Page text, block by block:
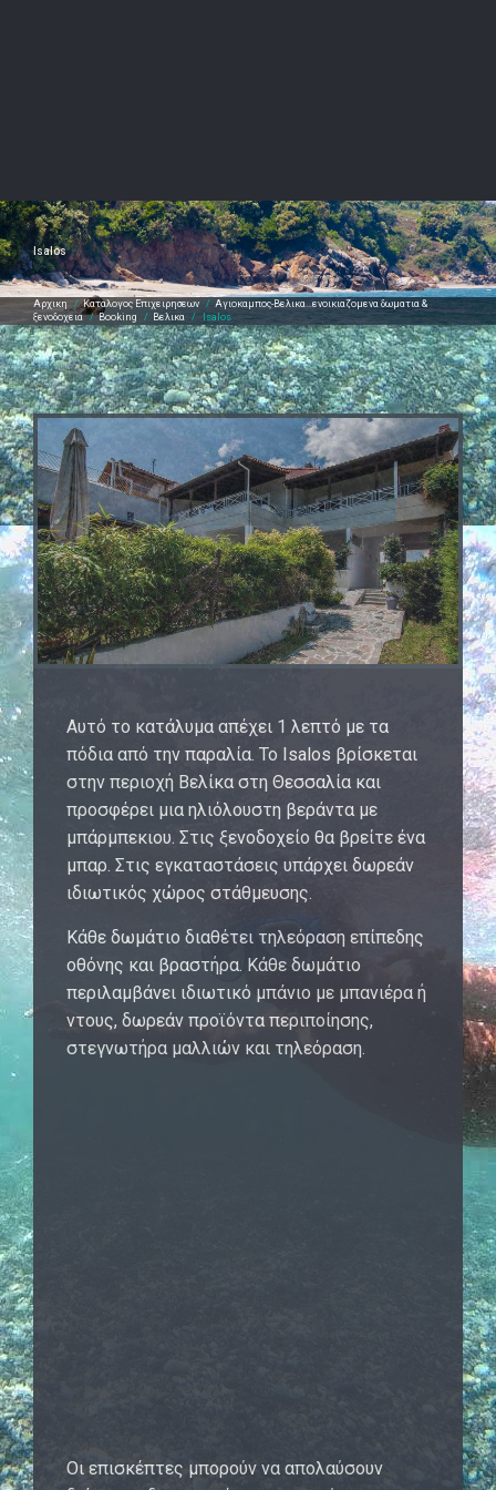
Isalos
Αρχικη /Καταλογος Επιχειρησεων / Αγιοκαμπος-Βελικα…ενοικιαζομενα δωματια &
ξενοδοχεια/Booking / Βελικα / Isalos
Αυτό το κατάλυμα απέχει 1 λεπτό με τα
πόδια από την παραλία. Το Isalos βρίσκεται
στην περιοχή Βελίκα στη Θεσσαλία και
προσφέρει μια ηλιόλουστη βεράντα με
μπάρμπεκιου. Στις ξενοδοχείο θα βρείτε ένα
μπαρ. Στις εγκαταστάσεις υπάρχει δωρεάν
ιδιωτικός χώρος στάθμευσης.
Κάθε δωμάτιο διαθέτει τηλεόραση επίπεδης
οθόνης και βραστήρα. Κάθε δωμάτιο
περιλαμβάνει ιδιωτικό μπάνιο με μπανιέρα ή
ντους, δωρεάν προϊόντα περιποίησης,
στεγνωτήρα μαλλιών και τηλεόραση.
Οι επισκέπτες μπορούν να απολαύσουν